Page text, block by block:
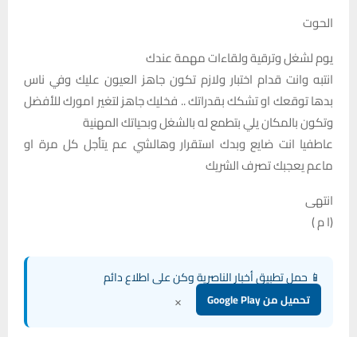
الحوت
يوم لشغل وترقية ولقاءات مهمة عندك
انتبه وانت قدام اختبار ولازم تكون جاهز العيون عليك وفي ناس
بدها توقعك او تشكك بقدراتك .. فخليك جاهز لتغير امورك للأفضل
وتكون بالمكان يلي بتطمع له بالشغل وبحياتك المهنية
عاطفيا انت ضايع وبدك استقرار وهالشي عم يتأجل كل مرة او
ماعم يعجبك تصرف الشريك
انتهى
(ا م )
📱 حمل تطبيق أخبار الناصرية وكن على اطلاع دائم
تحميل من Google Play ×